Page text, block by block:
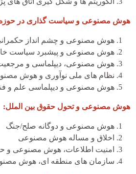
هوش مصنوعی و سیاست گذاری در حوزه
هوش مصنوعی و چشم انداز
هوش مصنوعی و پیشبرد سیاست
هوش مصنوعی، دیپلماسی و
نظام ­های ملی نوآوری و هوش
هوش مصنوعی و دیپلماسی علم و
هوش مصنوعی و تحول حقوق بین­ الملل:
هوش مصنوعی و دوگانه صلح/جنگ
اخلاق و مساله هوش مصنوعی
امنیت اطلاعات، هوش مصنوعی و
سازمان­ های منطقه ­ای، هوش